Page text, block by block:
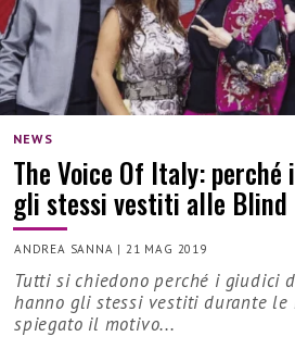
NEWS
The Voice Of Italy:
gli stessi vestiti alle Blind
ANDREA SANNA | 21 MAG 2019
Tutti si chiedono perché i giudici
hanno gli stessi vestiti durante le
spiegato il motivo...